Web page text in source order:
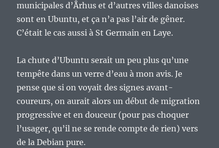
municipales d’Århus et d’autres villes danoises
sont en Ubuntu, et ça n’a pas l’air de gêner.
C’était le cas aussi à St Germain en Laye.
La chute d’Ubuntu serait un peu plus qu’une
tempête dans un verre d’eau à mon avis. Je
pense que si on voyait des signes avant-
coureurs, on aurait alors un début de migration
progressive et en douceur (pour pas choquer
l’usager, qu’il ne se rende compte de rien) vers
de la Debian pure.